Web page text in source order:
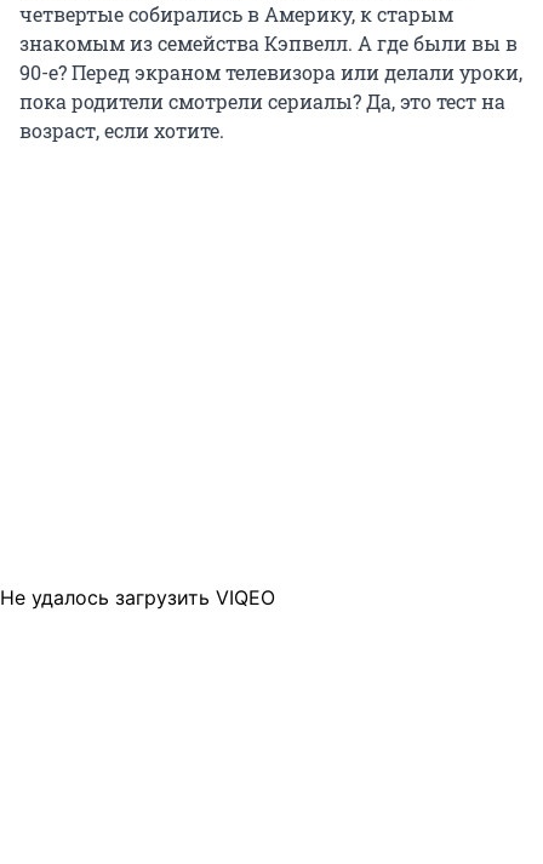
четвертые собирались в Америку, к старым
знакомым из семейства Кэпвелл. А где были вы в
90-е? Перед экраном телевизора или делали уроки,
пока родители смотрели сериалы? Да, это тест на
возраст, если хотите.
Не удалось загрузить VIQEO